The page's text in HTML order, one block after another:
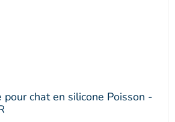
pour chat en silicone Poisson -